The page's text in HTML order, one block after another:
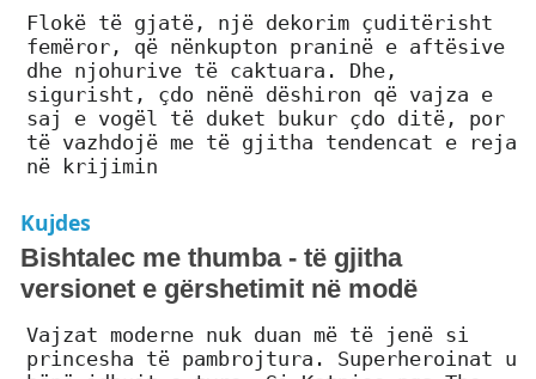
Flokë të gjatë, një dekorim çuditërisht
femëror, që nënkupton praninë e aftësive
dhe njohurive të caktuara. Dhe,
sigurisht, çdo nënë dëshiron që vajza e
saj e vogël të duket bukur çdo ditë, por
të vazhdojë me të gjitha tendencat e reja
në krijimin
Kujdes
Bishtalec me thumba - të gjitha
versionet e gërshetimit në modë
Vajzat moderne nuk duan më të jenë si
princesha të pambrojtura. Superheroinat u